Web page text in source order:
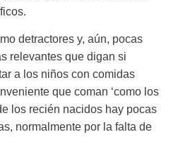
detractores y, aún, pocas
relevantes que digan si
a los niños con comidas
que coman ‘como los
los recién nacidos hay pocas
normalmente por la falta de